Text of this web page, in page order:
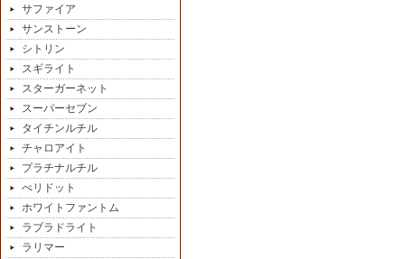
サファイア
サンストーン
シトリン
スギライト
スターガーネット
スーパーセブン
タイチンルチル
チャロアイト
プラチナルチル
ぺリドット
ホワイトファントム
ラブラドライト
ラリマー